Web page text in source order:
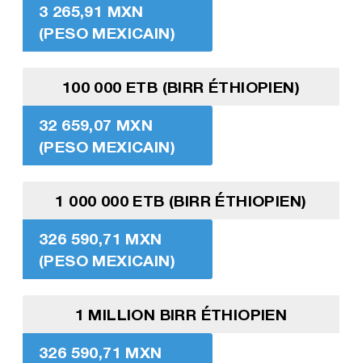
3 265,91 MXN
(PESO MEXICAIN)
100 000 ETB (BIRR ÉTHIOPIEN)
32 659,07 MXN
(PESO MEXICAIN)
1 000 000 ETB (BIRR ÉTHIOPIEN)
326 590,71 MXN
(PESO MEXICAIN)
1 MILLION BIRR ÉTHIOPIEN
326 590,71 MXN